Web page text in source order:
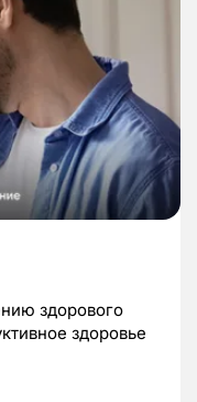
здорового
здоровье